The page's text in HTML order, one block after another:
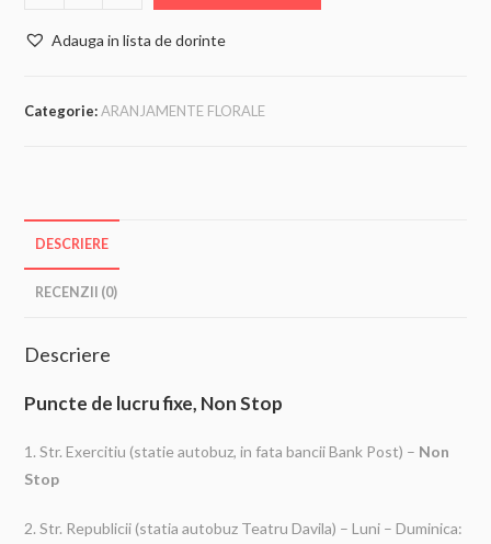
Adauga in lista de dorinte
Categorie:ARANJAMENTE FLORALE
DESCRIERE
RECENZII (0)
Descriere
Puncte de lucru fixe, Non Stop
1. Str. Exercitiu (statie autobuz, in fata bancii Bank Post) – Non
Stop
2. Str. Republicii (statia autobuz Teatru Davila) – Luni – Duminica: